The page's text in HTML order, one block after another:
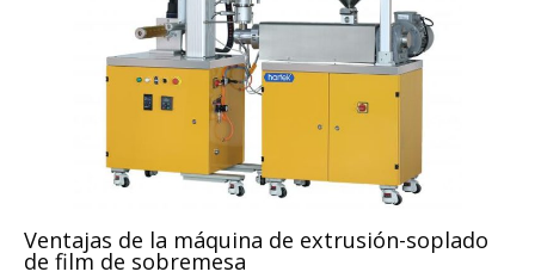
Ventajas de la máquina de extrusión-soplado
de film de sobremesa